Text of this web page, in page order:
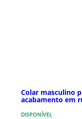
Colar masculino
acabamento em
DISPONÍVEL